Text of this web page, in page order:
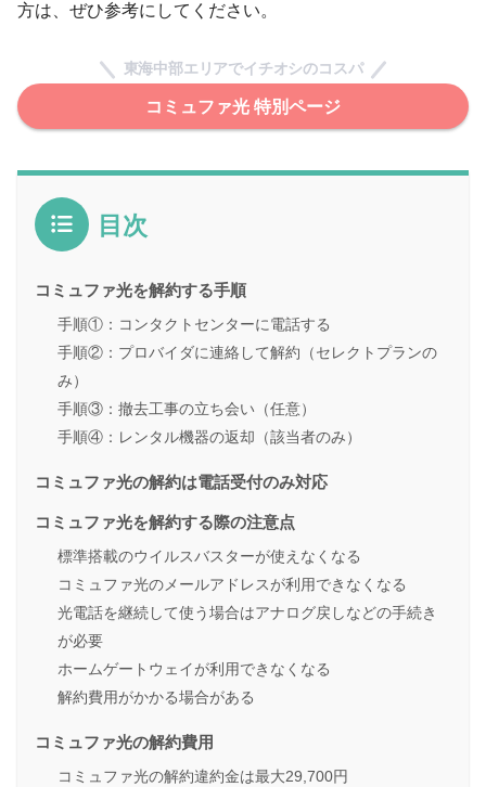
方は、ぜひ参考にしてください。
東海中部エリアでイチオシのコスパ
コミュファ光 特別ページ
目次
コミュファ光を解約する手順
手順①：コンタクトセンターに電話する
手順②：プロバイダに連絡して解約（セレクトプランの
み）
手順③：撤去工事の立ち会い（任意）
手順④：レンタル機器の返却（該当者のみ）
コミュファ光の解約は電話受付のみ対応
コミュファ光を解約する際の注意点
標準搭載のウイルスバスターが使えなくなる
コミュファ光のメールアドレスが利用できなくなる
光電話を継続して使う場合はアナログ戻しなどの手続き
が必要
ホームゲートウェイが利用できなくなる
解約費用がかかる場合がある
コミュファ光の解約費用
コミュファ光の解約違約金は最大29,700円